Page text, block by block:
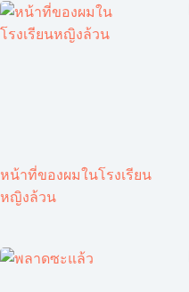
หน้าที่ของผมในโรงเรียน
หญิงล้วน